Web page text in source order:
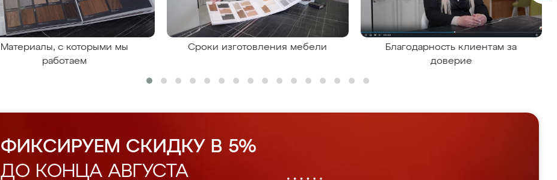
Материалы, с которыми мы
работаем
Сроки изготовления мебели
Благодарность клиентам за
доверие
ФИКСИРУЕМ СКИДКУ В 5%
ДО КОНЦА АВГУСТА